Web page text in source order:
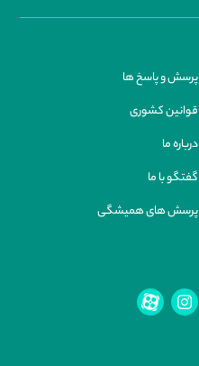
پرسش و پاسخ ها
قوانین کشوری
درباره ما
گفتگو با ما
پرسش های همیشگی